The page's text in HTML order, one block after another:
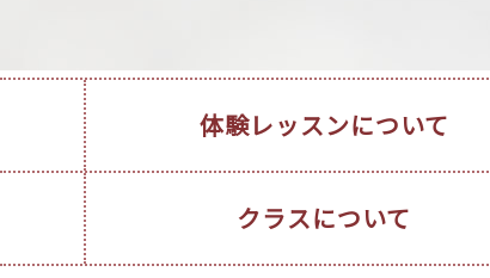
体験レッスンについて
クラスについて